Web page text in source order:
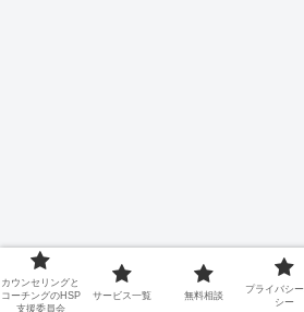
カウンセリングと
コーチングのHSP
支援委員会
サービス一覧 無料相談
プライバシ
シー